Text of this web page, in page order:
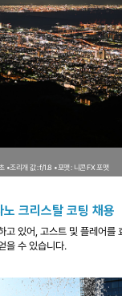
•조리개 값 : f/1.8 •포맷 : 니콘 FX 포맷
크리스탈 코팅 채용
고 있어, 고스트 및 플레어를
을 수 있습니다.